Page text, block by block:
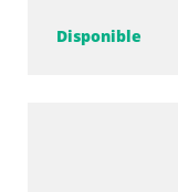
Disponible